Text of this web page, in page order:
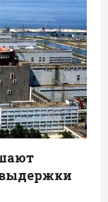
выдержки